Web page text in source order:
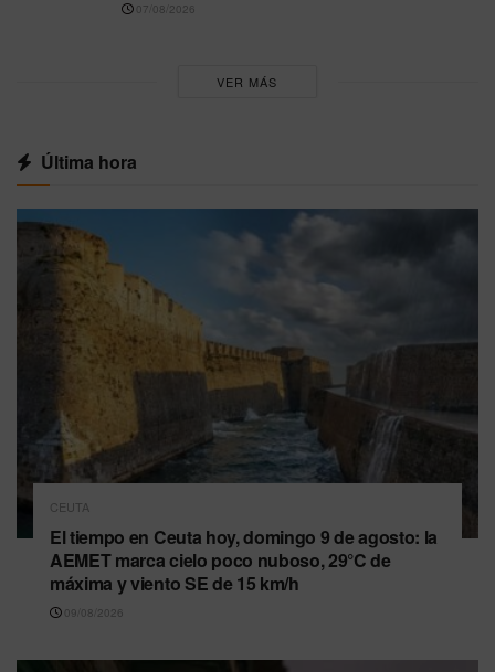
07/08/2026
VER MÁS
Última hora
CEUTA
El tiempo en Ceuta hoy, domingo 9 de agosto: la
AEMET marca cielo poco nuboso, 29°C de
máxima y viento SE de 15 km/h
09/08/2026